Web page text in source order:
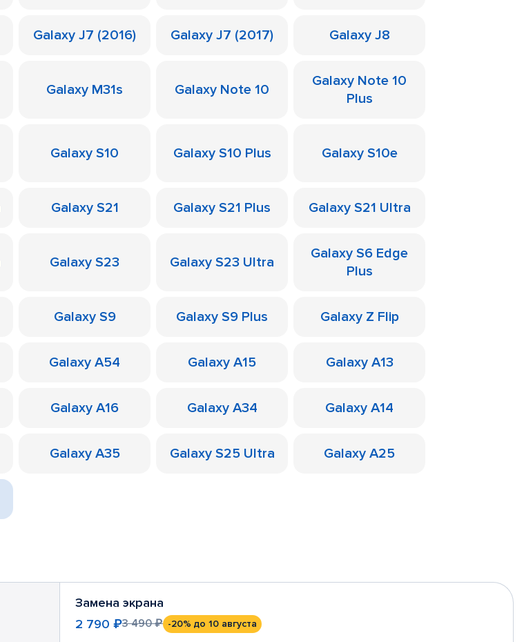
Galaxy J7 (2016) Galaxy J7 (2017) Galaxy J8
Galaxy M31s Galaxy Note 10
Galaxy Note 10
Plus
Galaxy S10 Galaxy S10 Plus Galaxy S10e
Galaxy S21 Galaxy S21 Plus Galaxy S21 Ultra
Galaxy S23 Galaxy S23 Ultra
Galaxy S6 Edge
Plus
Galaxy S9 Galaxy S9 Plus Galaxy Z Flip
Galaxy A54 Galaxy A15 Galaxy A13
Galaxy A16 Galaxy A34 Galaxy A14
Galaxy A35 Galaxy S25 Ultra Galaxy A25
Замена экрана
2 790 ₽3 490 ₽ -20% до 10 августа